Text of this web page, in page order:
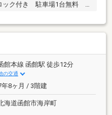
ック付き 駐車場1台無料
館本線 函館駅 徒歩12分
の交通
年8ヶ月 / 3階建
海道函館市海岸町